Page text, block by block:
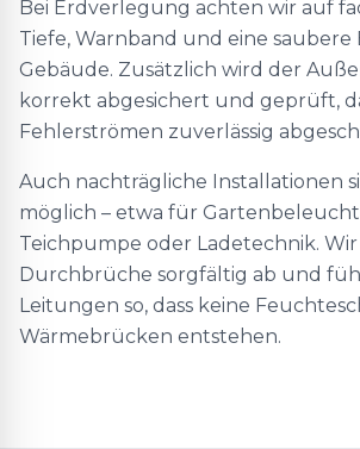
Bei Erdverlegung achten wir auf
Tiefe, Warnband und eine
Gebäude. Zusätzlich wird der
korrekt abgesichert und geprüft,
Fehlerströmen zuverlässig
Auch nachträgliche Installationen
möglich – etwa für
Teichpumpe oder Ladetechnik.
Durchbrüche sorgfältig ab und
Leitungen so, dass keine
Wärmebrücken entstehen.